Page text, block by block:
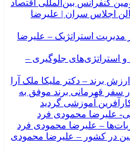
کنفرانس بین‌المللی اقتصاد
اجلاس سران | علیرضا
استراتژیک – علیرضا
و استراتژی‌های جلوگیری –
برند – دکتر ملیکا ملک آرا
سفر قهرمانی برند موفق به
آموزشی گردید
علیرضا محمودی فرد
– علیرضا محمودی فرد
در کشور – علیرضا محمودی